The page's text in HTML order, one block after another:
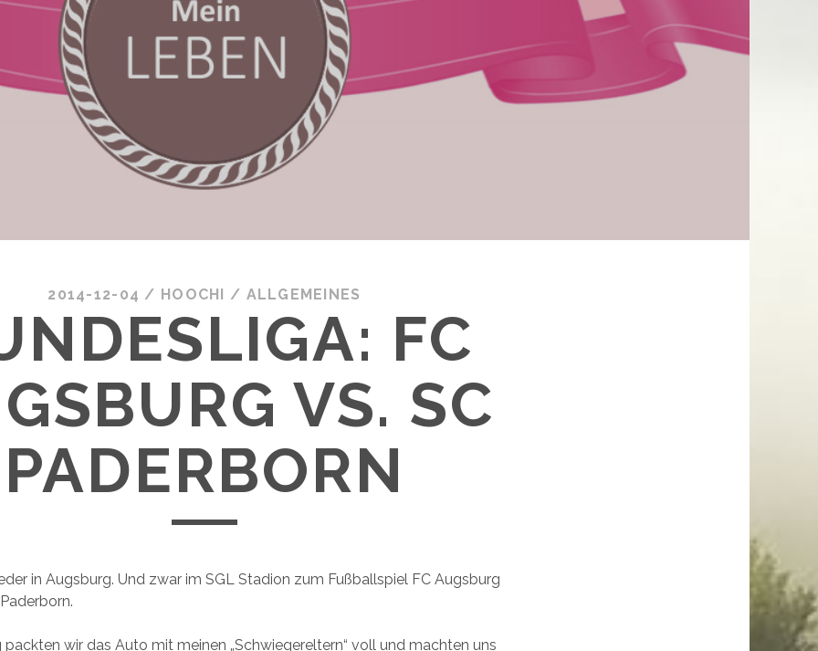
2014-12-04 / HOOCHI / ALLGEMEINES
FC
VS. SC
PADERBORN
in Augsburg. Und zwar im SGL Stadion zum Fußballspiel FC Augsburg
packten wir das Auto mit meinen „Schwiegereltern“ voll und machten uns